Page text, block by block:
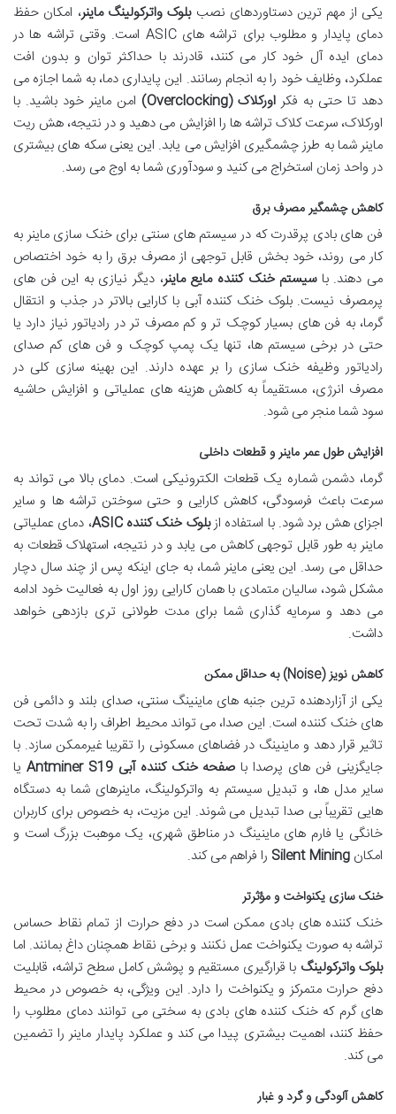
یکی از مهم ترین دستاوردهای نصببلوک واترکولینگ ماینر، امکان حفظ
دمای پایدار و مطلوب برای تراشه های ASIC است. وقتی تراشه ها در
دمای ایده آل خود کار می کنند، قادرند با حداکثر توان و بدون افت
عملکرد، وظایف خود را به انجام رسانند. این پایداری دما، به شما اجازه می
دهد تا حتی به فکر اورکلاک (Overclocking)
امن ماینر خود باشید. با
اورکلاک، سرعت کلاک تراشه ها را افزایش می دهید و در نتیجه، هش ریت
ماینر شما به طرز چشمگیری افزایش می یابد. این یعنی سکه های بیشتری
در واحد زمان استخراج می کنید و سودآوری شما به اوج می رسد.
کاهش چشمگیر مصرف برق
فن های بادی پرقدرت که در سیستم های سنتی برای خنک سازی ماینر به
کار می روند، خود بخش قابل توجهی از مصرف برق را به خود اختصاص
می دهند. باسیستم خنک کننده مایع ماینر، دیگر نیازی به این فن های
پرمصرف نیست. بلوک خنک کننده آبی با کارایی بالاتر در جذب و انتقال
گرما، به فن های بسیار کوچک تر و کم مصرف تر در رادیاتور نیاز دارد یا
حتی در برخی سیستم ها، تنها یک پمپ کوچک و فن های کم صدای
رادیاتور وظیفه خنک سازی را بر عهده دارند. این بهینه سازی کلی در
مصرف انرژی، مستقیماً به کاهش هزینه های عملیاتی و افزایش حاشیه
سود شما منجر می شود.
افزایش طول عمر ماینر و قطعات داخلی
گرما، دشمن شماره یک قطعات الکترونیکی است. دمای بالا می تواند به
سرعت باعث فرسودگی، کاهش کارایی و حتی سوختن تراشه ها و سایر
اجزای هش برد شود. با استفاده ازبلوک خنک کننده ASIC
، دمای عملیاتی
ماینر به طور قابل توجهی کاهش می یابد و در نتیجه، استهلاک قطعات به
حداقل می رسد. این یعنی ماینر شما، به جای اینکه پس از چند سال دچار
مشکل شود، سالیان متمادی با همان کارایی روز اول به فعالیت خود ادامه
می دهد و سرمایه گذاری شما برای مدت طولانی تری بازدهی خواهد
داشت.
کاهش نویز (Noise) به حداقل ممکن
یکی از آزاردهنده ترین جنبه های ماینینگ سنتی، صدای بلند و دائمی فن
های خنک کننده است. این صدا، می تواند محیط اطراف را به شدت تحت
تاثیر قرار دهد و ماینینگ در فضاهای مسکونی را تقریبا غیرممکن سازد. با
جایگزینی فن های پرصدا با صفحه خنک کننده آبی Antminer S19
یا
سایر مدل ها، و تبدیل سیستم به واترکولینگ، ماینرهای شما به دستگاه
هایی تقریباً بی صدا تبدیل می شوند. این مزیت، به خصوص برای کاربران
خانگی یا فارم های ماینینگ در مناطق شهری، یک موهبت بزرگ است و
امکان Silent Mining را فراهم می کند.
خنک سازی یکنواخت و مؤثرتر
خنک کننده های بادی ممکن است در دفع حرارت از تمام نقاط حساس
تراشه به صورت یکنواخت عمل نکنند و برخی نقاط همچنان داغ بمانند. اما
بلوک واترکولینگ با قرارگیری مستقیم و پوشش کامل سطح تراشه، قابلیت
دفع حرارت متمرکز و یکنواخت را دارد. این ویژگی، به خصوص در محیط
های گرم که خنک کننده های بادی به سختی می توانند دمای مطلوب را
حفظ کنند، اهمیت بیشتری پیدا می کند و عملکرد پایدار ماینر را تضمین
می کند.
کاهش آلودگی و گرد و غبار